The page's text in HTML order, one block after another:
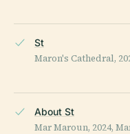
St
Maron's Cathedral,
About St
Mar Maroun, 2024,